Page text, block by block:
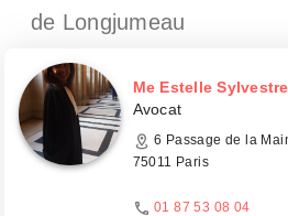
de Longjumeau
Me Estelle Sylvestre
Avocat
6 Passage de la
75011 Paris
01 87 53 08 04